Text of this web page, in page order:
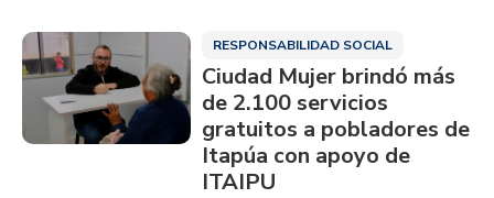
RESPONSABILIDAD SOCIAL
Ciudad Mujer brindó más
de 2.100 servicios
gratuitos a pobladores de
Itapúa con apoyo de
ITAIPU